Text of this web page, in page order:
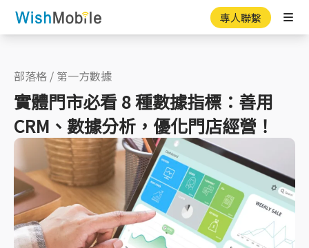
專人聯繫
部落格 / 第一方數據
實體門市必看 8 種數據指標：善用
CRM、數據分析，優化門店經營！